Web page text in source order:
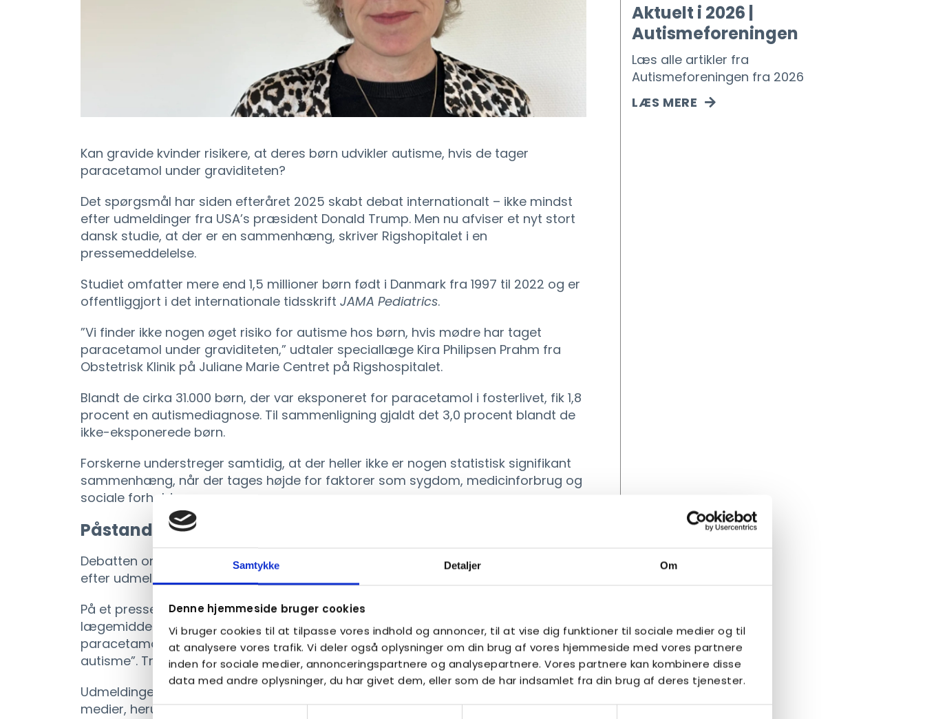
Samtykke Detaljer Om
Denne hjemmeside bruger cookies
Vi bruger cookies til at tilpasse vores indhold og annoncer, til at vise dig funktioner til sociale medier og til
at analysere vores trafik. Vi deler også oplysninger om din brug af vores hjemmeside med vores partnere
inden for sociale medier, annonceringspartnere og analysepartnere. Vores partnere kan kombinere disse
data med andre oplysninger, du har givet dem, eller som de har indsamlet fra din brug af deres tjenester.
Samtykkevalg
Kan gravide kvinder risikere, at deres børn udvikler autisme, hvis de tager
paracetamol under graviditeten?
Det spørgsmål har siden efteråret 2025 skabt debat internationalt – ikke mindst
efter udmeldinger fra USA’s præsident Donald Trump. Men nu afviser et nyt stort
dansk studie, at der er en sammenhæng, skriver Rigshopitalet i en
pressemeddelelse.
Studiet omfatter mere end 1,5 millioner børn født i Danmark fra 1997 til 2022 og er
offentliggjort i det internationale tidsskrift JAMA Pediatrics.
”Vi finder ikke nogen øget risiko for autisme hos børn, hvis mødre har taget
paracetamol under graviditeten,” udtaler speciallæge Kira Philipsen Prahm fra
Obstetrisk Klinik på Juliane Marie Centret på Rigshospitalet.
Blandt de cirka 31.000 børn, der var eksponeret for paracetamol i fosterlivet, fik 1,8
procent en autismediagnose. Til sammenligning gjaldt det 3,0 procent blandt de
ikke-eksponerede børn.
Forskerne understreger samtidig, at der heller ikke er nogen statistisk signifikant
sammenhæng, når der tages højde for faktorer som sygdom, medicinforbrug og
sociale forhold.
Påstand uden videnskabelig dokumentation
Debatten om paracetamol og autisme fik stor international opmærksomhed
efter udmeldinger fra USA’s præsident Donald Trump i efteråret 2025.
På et pressemøde sagde han blandt andet, at den amerikanske fødevare- og
lægemiddelstyrelse FDA ville begynde at informere læger om, at brug af
paracetamol under graviditet “kan være forbundet med en øget risiko for
autisme”. Trump fremlagde dog ikke videnskabelig dokumentation for påstanden.
Udmeldingerne blev efterfølgende omtalt i både amerikanske og internationale
medier, herunder CNN, Reuters, The Guardian og ABC News.
Aktuelt i 2026 |
Autismeforeningen
Læs alle artikler fra
Autismeforeningen fra 2026
LÆS MERE